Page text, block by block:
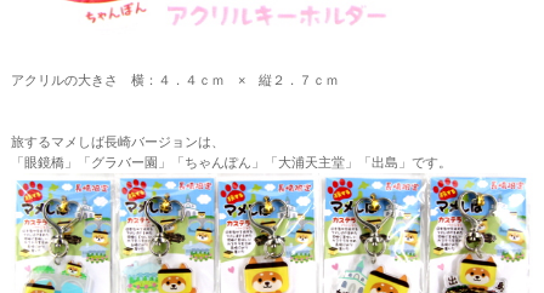
アクリルの大きさ 横：４．４ｃｍ × 縦２．７ｃｍ
旅するマメしば長崎バージョンは、
「眼鏡橋」「グラバー園」「ちゃんぽん」「大浦天主堂」「出島」です。